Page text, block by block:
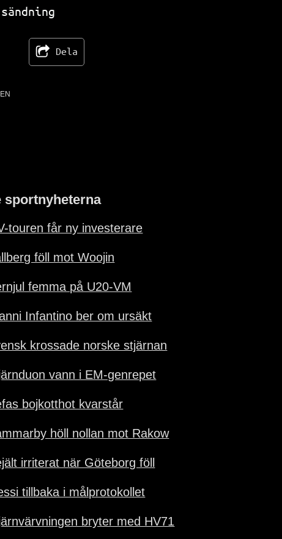
TV 263
Dela
sportnyheterna
touren får ny investerare
föll mot Woojin
femma på U20-VM
Infantino ber om ursäkt
krossade norske stjärnan
vann i EM-genrepet
bojkotthot kvarstår
höll nollan mot Rakow
irriterat när Göteborg föll
tillbaka i målprotokollet
bryter med HV71